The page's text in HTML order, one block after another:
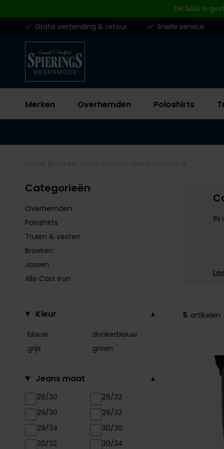
De SALE is
Gratis verzending & retour
Snelle service
Merken Overhemden Poloshirts
Bij
Categorieën
Overhemden
Poloshirts
Truien & vesten
Broeken
Jassen
Alle Cast Iron
Kleur
blauw
donkerblauw
grijs
groen
Jeans maat
28/30
28/32
29/30
29/32
29/34
30/30
30/32
30/34
5 artikelen